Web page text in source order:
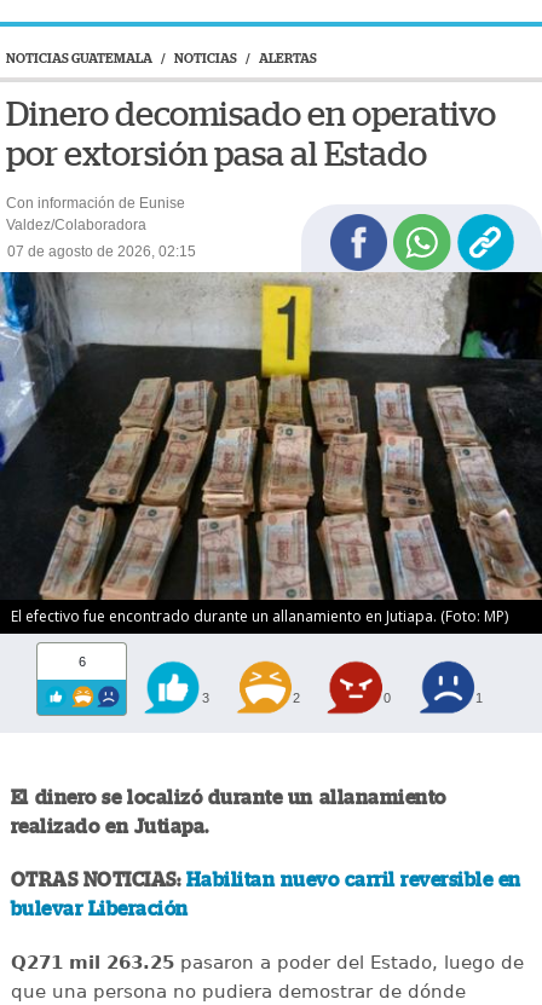
NOTICIAS GUATEMALA / NOTICIAS / ALERTAS
Dinero decomisado en operativo
por extorsión pasa al Estado
Con información de Eunise
Valdez/Colaboradora
07 de agosto de 2026, 02:15
El efectivo fue encontrado durante un allanamiento en Jutiapa. (Foto: MP)
6
3 2 0 1
El dinero se localizó durante un allanamiento
realizado en Jutiapa.
OTRAS NOTICIAS: Habilitan nuevo carril reversible en
bulevar Liberación
Q271 mil 263.25pasaron a poder del Estado, luego de
que una persona no pudiera demostrar de dónde